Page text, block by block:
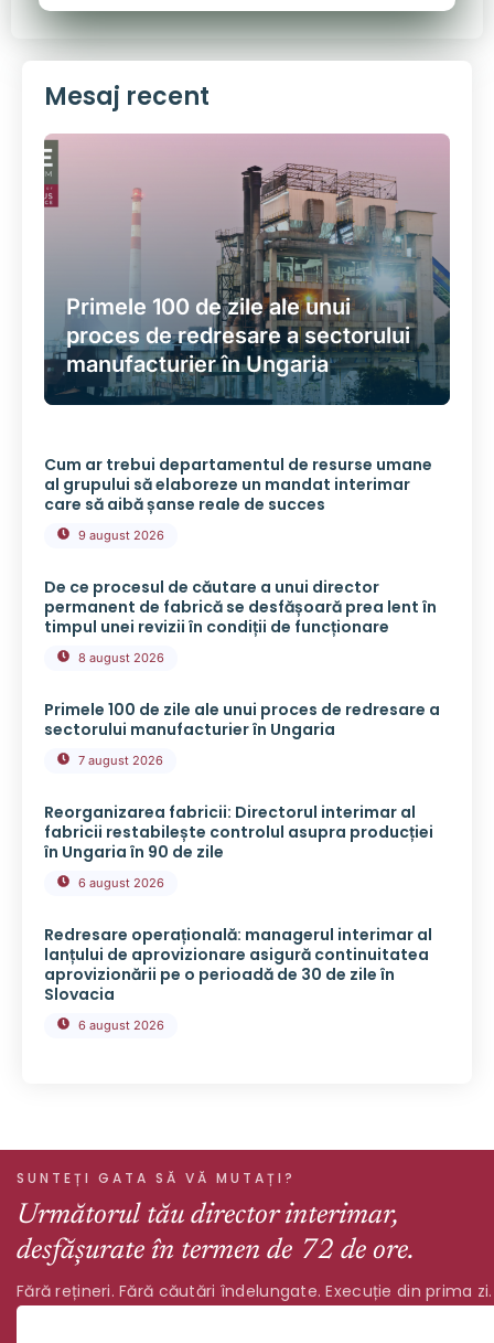
Mesaj recent
Primele 100 de zile ale unui
proces de redresare a sectorului
manufacturier în Ungaria
Cum ar trebui departamentul de resurse umane
al grupului să elaboreze un mandat interimar
care să aibă șanse reale de succes
9 august 2026
De ce procesul de căutare a unui director
permanent de fabrică se desfășoară prea lent în
timpul unei revizii în condiții de funcționare
8 august 2026
Primele 100 de zile ale unui proces de redresare a
sectorului manufacturier în Ungaria
7 august 2026
Reorganizarea fabricii: Directorul interimar al
fabricii restabilește controlul asupra producției
în Ungaria în 90 de zile
6 august 2026
Redresare operațională: managerul interimar al
lanțului de aprovizionare asigură continuitatea
aprovizionării pe o perioadă de 30 de zile în
Slovacia
6 august 2026
SUNTEȚI GATA SĂ VĂ MUTAȚI?
Următorul tău director interimar,
desfășurate în termen de 72 de ore.
Fără rețineri. Fără căutări îndelungate. Execuție din prima zi.